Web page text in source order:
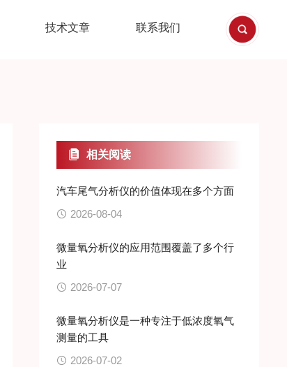
技术文章 联系我们
相关阅读
汽车尾气分析仪的价值体现在多个方面
2026-08-04
微量氧分析仪的应用范围覆盖了多个行
业
2026-07-07
微量氧分析仪是一种专注于低浓度氧气
测量的工具
2026-07-02